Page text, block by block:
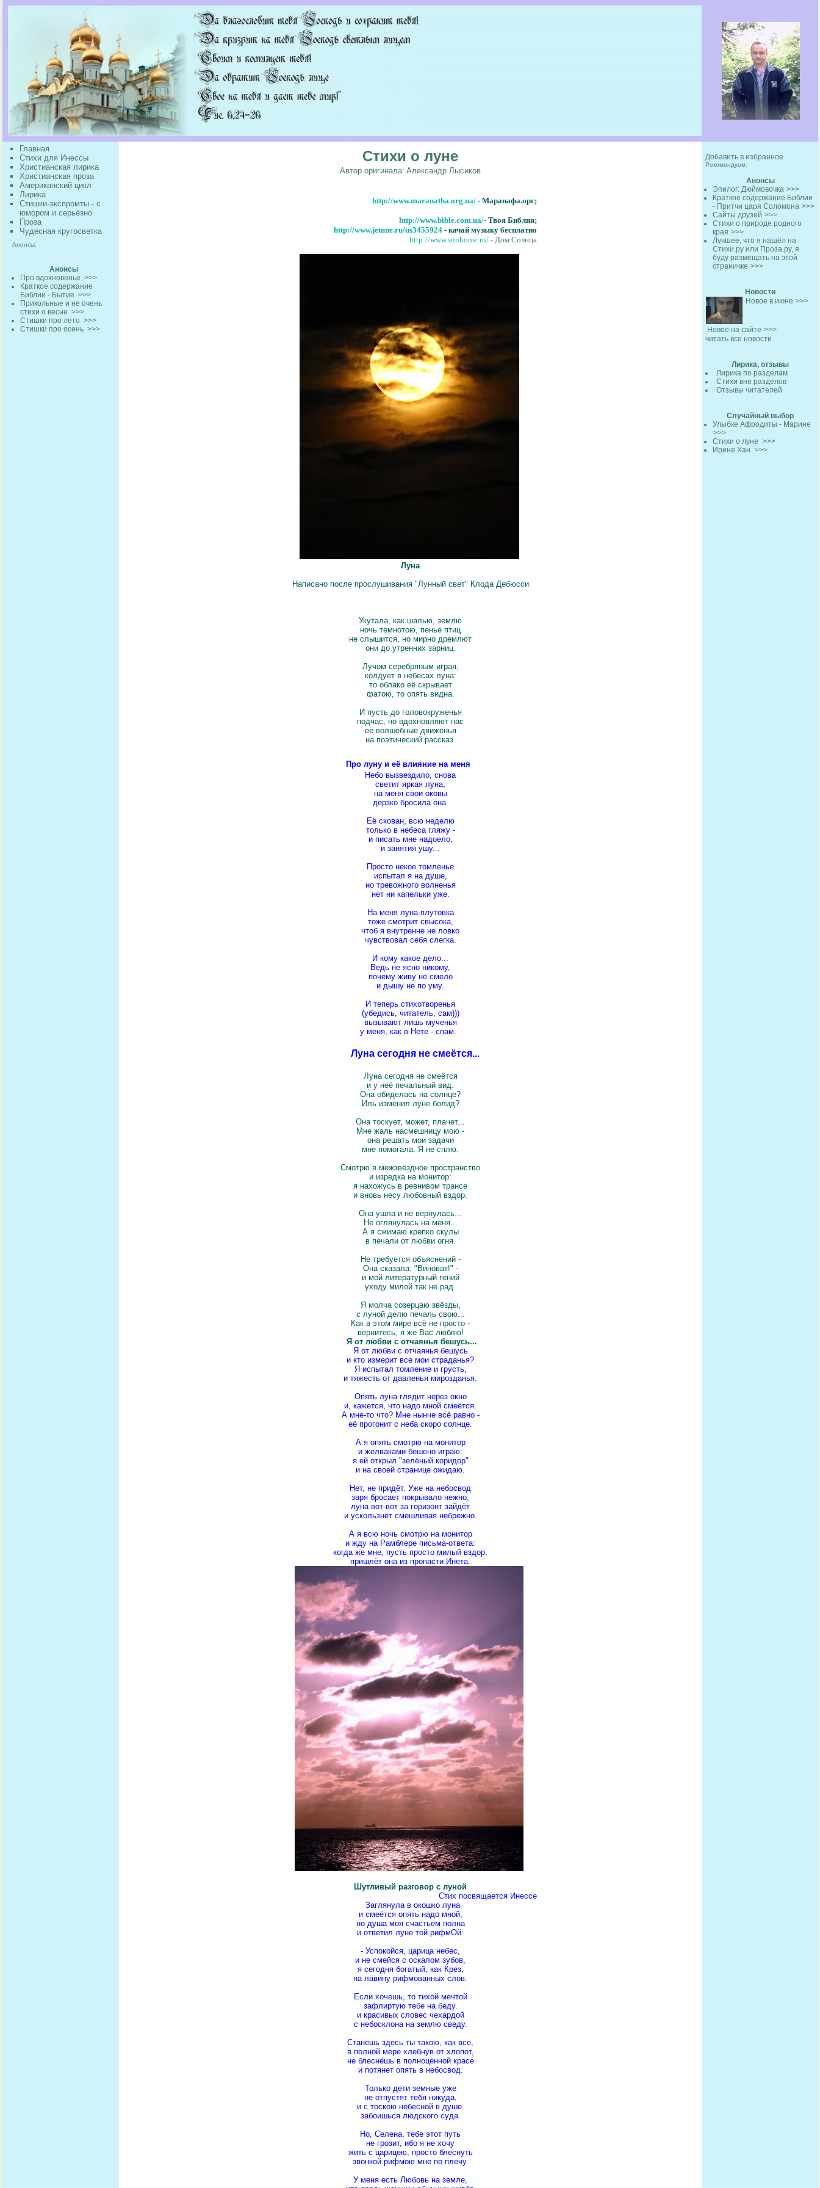
Добавить в избранное
Рекомендуем:
Анонсы
Эпилог: Дюймовочка >>>
Краткое содержание Библии
- Притчи царя Соломона >>>
Сайты друзей >>>
Стихи о природе родного
края >>>
Лучшее, что я нашёл на
Стихи.ру или Проза.ру, я
буду размещать на этой
страничке >>>
Новости
Новое в июне >>>
Новое на сайте >>>
читать все новости
Лирика, отзывы
Лирика по разделам
Стихи вне разделов
Отзывы читателей
Случайный выбор
Улыбке Афродиты - Марине
>>>
Стихи о луне >>>
Ирине Хан >>>
Главная
Стихи для Инессы
Христианская лирика
Христианская проза
Американский цикл
Лирика
Стишки-экспромты - с
юмором и серьёзно
Проза
Чудесная кругосветка
Анонсы:
Анонсы
Про вдохновенье >>>
Краткое содержание
Библии - Бытие >>>
Прикольные и не очень
стихи о весне >>>
Стишки про лето >>>
Стишки про осень >>>
Стихи о луне
Автор оригинала: Александр Лысиков
http://www.maranatha.org.ua/ - Маранафа.орг;
http://www.bible.com.ua/- Твоя Библия;
http://www.jetune.ru/us3455924 - качай музыку бесплатно
http://www.sunhome.ru/ - Дом Солнца
Луна
Написано после прослушивания "Лунный свет" Клода Дебюсси
Укутала, как шалью, землю
ночь темнотою, пенье птиц
не слышится, но мирно дремлют
они до утренних зарниц.
Лучом серебряным играя,
колдует в небесах луна:
то облако её скрывает
фатою, то опять видна.
И пусть до головокруженья
подчас, но вдохновляют нас
её волшебные движенья
на поэтический рассказ.
Про луну и её влияние на меня
Небо вызвездило, снова
светит яркая луна,
на меня свои оковы
дерзко бросила она.
Её скован, всю неделю
только в небеса гляжу -
и писать мне надоело,
и занятия ушу...
Просто некое томленье
испытал я на душе,
но тревожного волненья
нет ни капельки уже.
На меня луна-плутовка
тоже смотрит свысока,
чтоб я внутренне не ловко
чувствовал себя слегка.
И кому какое дело...
Ведь не ясно никому,
почему живу не смело
и дышу не по уму.
И теперь стихотворенья
(убедись, читатель, сам)))
вызывают лишь мученья
у меня, как в Нете - спам.
Луна сегодня не смеётся...
Луна сегодня не смеётся
и у неё печальный вид.
Она обиделась на солнце?
Иль изменил луне болид?
Она тоскует, может, плачет...
Мне жаль насмешницу мою -
она решать мои задачи
мне помогала. Я не сплю.
Смотрю в межзвёздное пространство
и изредка на монитор:
я нахожусь в ревнивом трансе
и вновь несу любовный вздор.
Она ушла и не вернулась...
Не оглянулась на меня...
А я сжимаю крепко скулы
в печали от любви огня.
Не требуется объяснений -
Она сказала: "Виноват!" -
и мой литературный гений
уходу милой так не рад.
Я молча созерцаю звёзды,
с луной делю печаль свою...
Как в этом мире всё не просто -
вернитесь, я же Вас люблю!
Я от любви с отчаянья бешусь...
Я от любви с отчаянья бешусь
и кто измерит все мои страданья?
Я испытал томление и грусть,
и тяжесть от давленья мирозданья.
Опять луна глядит через окно
и, кажется, что надо мной смеётся.
А мне-то что? Мне нынче всё равно -
её прогонит с неба скоро солнце.
А я опять смотрю на монитор
и желваками бешено играю:
я ей открыл "зелёный коридор"
и на своей странице ожидаю.
Нет, не придёт. Уже на небосвод
заря бросает покрывало нежно,
луна вот-вот за горизонт зайдёт
и ускользнёт смешливая небрежно.
А я всю ночь смотрю на монитор
и жду на Рамблере письма-ответа:
когда же мне, пусть просто милый вздор,
пришлёт она из пропасти Инета.
Шутливый разговор с луной
Стих посвящается Инессе
Заглянула в окошко луна
и смеётся опять надо мной,
но душа моя счастьем полна
и ответил луне той рифмОй:
- Успокойся, царица небес,
и не смейся с оскалом зубов,
я сегодня богатый, как Крез,
на лавину рифмованных слов.
Если хочешь, то тихой мечтой
зафлиртую тебе на беду.
и красивых словес чехардой
с небосклона на землю сведу.
Станешь здесь ты такою, как все,
в полной мере хлебнув от хлопот,
не блеснёшь в полноценной красе
и потянет опять в небосвод.
Только дети земные уже
не отпустят тебя никуда,
и с тоскою небесной в душе.
забоишься людского суда.
Но, Селена, тебе этот путь
не грозит, ибо я не хочу
жить с царицею, просто блеснуть
звонкой рифмою мне по плечу.
У меня есть Любовь на земле,